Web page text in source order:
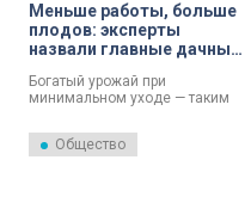
Меньше работы, больше
плодов: эксперты
назвали главные дачные
Богатый урожай при
минимальном уходе — таким
российских дачников в 2025
году.Общество